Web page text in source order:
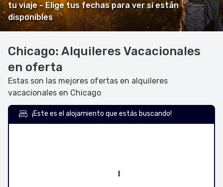
tu viaje - Elige tus fechas para ver si están
disponibles
Chicago: Alquileres Vacacionales
en oferta
Estas son las mejores ofertas en alquileres
vacacionales en Chicago
¡Este es el alojamiento que estás buscando!